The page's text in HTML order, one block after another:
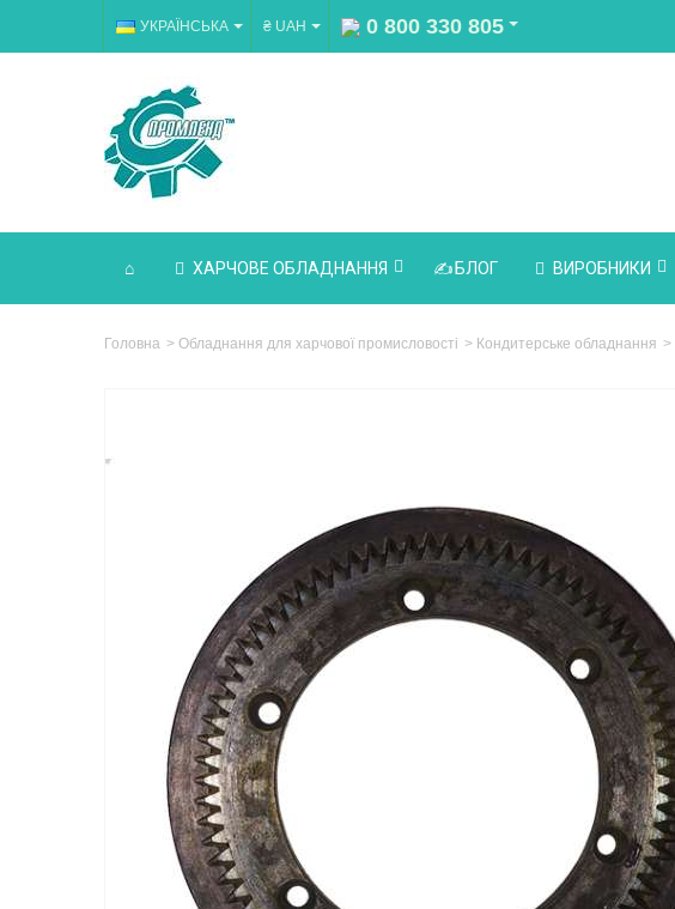
УКРАЇНСЬКА ₴ UAH 0 800 330 805
ХАРЧОВЕ ОБЛАДНАННЯ БЛОГ ВИРОБНИКИ
Головна > Обладнання для харчової промисловості > Кондитерське обладнання >